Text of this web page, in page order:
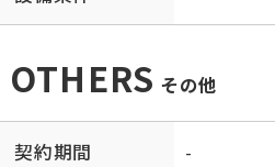
OTHERS その他
契約期間 -